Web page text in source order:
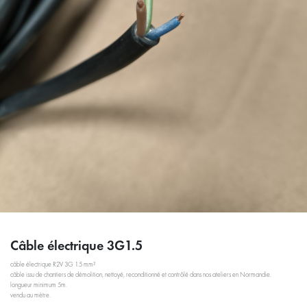
Câble électrique 3G1.5
câble électrique R2V 3G 1.5 mm²
câble issu de chantiers de démolition, nettoyé, reconditionné et contrôlé dans nos ateliers en Normandie.
longueur minimum 5m.
vendu au mètre.